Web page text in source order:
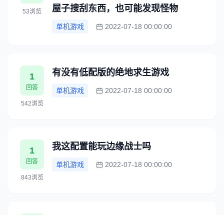
53浏览
屋子搜刮东西，也可能发现怪物
单机游戏 2022-07-18 00:00:00
1
回答
542浏览
有没有低配版的绝地求生游戏
单机游戏 2022-07-18 00:00:00
1
回答
843浏览
我这配置能玩边缘战士吗
单机游戏 2022-07-18 00:00:00